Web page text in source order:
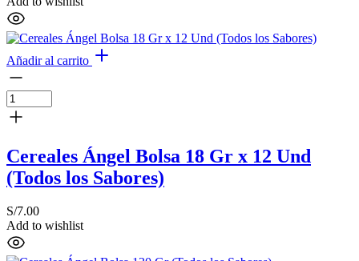
Añadir al carrito
Cereales Ángel Bolsa 18 Gr x 12 Und
(Todos los Sabores)
S/7.00
Add to wishlist